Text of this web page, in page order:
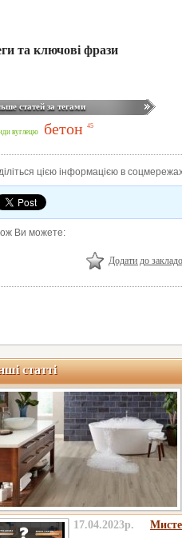
та ключові фрази
статей за тегами
вуглецю бетон 45
цією інформацією в
Ви можете:
Додати до
статті
17.04.2023р.